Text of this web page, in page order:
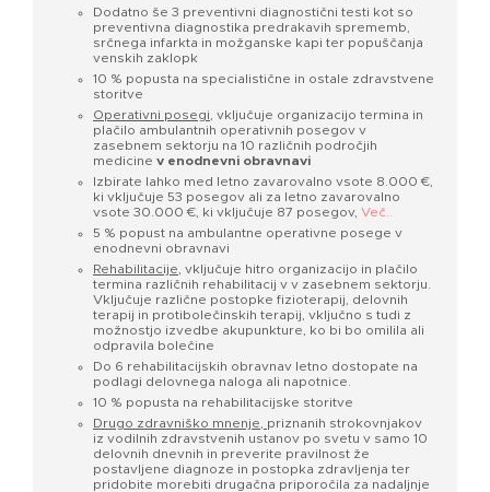
Dodatno še 3 preventivni diagnostični testi kot so
preventivna diagnostika predrakavih sprememb,
srčnega infarkta in možganske kapi ter popuščanja
venskih zaklopk
10 % popusta na specialistične in ostale zdravstvene
storitve
Operativni posegi , vključuje organizacijo termina in
plačilo ambulantnih operativnih posegov v
zasebnem sektorju na 10 različnih področjih
medicine v enodnevni obravnavi
Izbirate lahko med letno zavarovalno vsote 8.000 €,
ki vključuje 53 posegov ali za letno zavarovalno
vsote 30.000 €, ki vključuje 87 posegov, Več..
5 % popust na ambulantne operativne posege v
enodnevni obravnavi
Rehabilitacije, vključuje hitro organizacijo in plačilo
termina različnih rehabilitacij v v zasebnem sektorju.
Vključuje različne postopke fizioterapij, delovnih
terapij in protibolečinskih terapij, vključno s tudi z
možnostjo izvedbe akupunkture, ko bi bo omilila ali
odpravila bolečine
Do 6 rehabilitacijskih obravnav letno dostopate na
podlagi delovnega naloga ali napotnice.
10 % popusta na rehabilitacijske storitve
Drugo zdravniško mnenje, priznanih strokovnjakov
iz vodilnih zdravstvenih ustanov po svetu v samo 10
delovnih dnevnih in preverite pravilnost že
postavljene diagnoze in postopka zdravljenja ter
pridobite morebiti drugačna priporočila za nadaljnje